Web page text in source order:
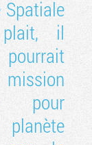
Spatiale
plait, il
pour
planète